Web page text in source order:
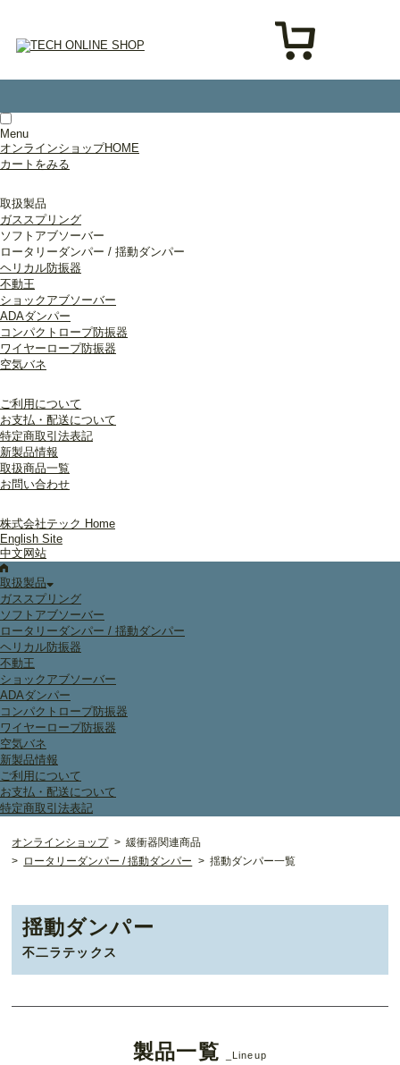
Menu
オンラインショップHOME
カートをみる
取扱製品
ガススプリング
ソフトアブソーバー
ロータリーダンパー / 揺動ダンパー
ヘリカル防振器
不動王
ショックアブソーバー
ADAダンパー
コンパクトロープ防振器
ワイヤーロープ防振器
空気バネ
ご利用について
お支払・配送について
特定商取引法表記
新製品情報
取扱商品一覧
お問い合わせ
株式会社テック Home
English Site
中文网站
取扱製品
ガススプリング
ソフトアブソーバー
ロータリーダンパー / 揺動ダンパー
ヘリカル防振器
不動王
ショックアブソーバー
ADAダンパー
コンパクトロープ防振器
ワイヤーロープ防振器
空気バネ
新製品情報
ご利用について
お支払・配送について
特定商取引法表記
オンラインショップ
緩衝器関連商品
ロータリーダンパー / 揺動ダンパー
揺動ダンパー一覧
揺動ダンパー
不二ラテックス
製品一覧 _Lineup